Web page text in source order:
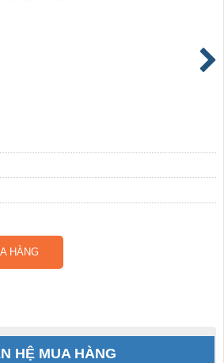
HÀNG
HỆ MUA HÀNG